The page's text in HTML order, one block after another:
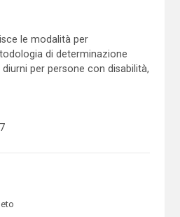
le modalità per
di determinazione
per persone con disabilità,